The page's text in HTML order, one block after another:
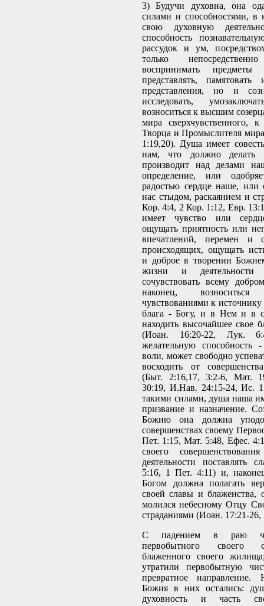
3) Будучи духовна, она
силами и способностями, в
свою духовную
способность
рассудок и ум,
только
воспринимать
представлять, памятовать
представления, но и
исследовать,
возноситься к высшим
мира сверхчувственного,
Творца и Промыслителя
1:19,20). Душа имеет
нам, что должно делать
производит над делами
определение, или
радостью сердце наше, или
нас стыдом, раскаянием и
Кор. 4:4, 2 Кор. 1:12, Евр.
имеет чувство или
ощущать приятность или
впечатлений, перемен и
происходящих, ощущать
и доброе в творении
жизни и деятельности
сочувствовать всему
наконец, возноситься
чувствованиями к источнику
блага - Богу, и в Нем и в
находить высочайшее свое
(Иоан. 16:20-22, Лук.
желательную
воли, может свободно
восходить от
(Быт. 2:16,17, 3:2-6, Мат.
30:19, И.Нав. 24:15-24, Ис.
такими силами, душа наша
призвание и назначение.
Божию она должна
совершенствах своему
Пет. 1:15, Мат. 5:48, Ефес.
своего
деятельности поставлять
5:16, 1 Пет. 4:11) и,
Богом должна полагать
своей славы и блаженства,
молился небесному Отцу
страданиями (Иоан. 17:21-
С падением в раю
первобытного своего
блаженного своего
утратили первобытную
превратное
Божия в них остались:
духовность и часть